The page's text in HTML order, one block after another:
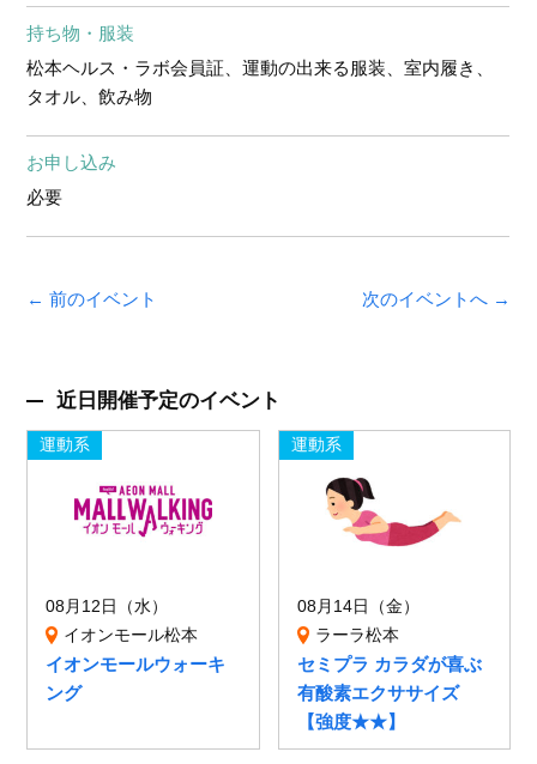
持ち物・服装
松本ヘルス・ラボ会員証、運動の出来る服装、室内履き、
タオル、飲み物
お申し込み
必要
← 前のイベント 次のイベントへ →
近日開催予定のイベント
運動系
08月12日（水）
イオンモール松本
イオンモールウォーキ
ング
運動系
08月14日（金）
ラーラ松本
セミプラ カラダが喜ぶ
有酸素エクササイズ
【強度★★】